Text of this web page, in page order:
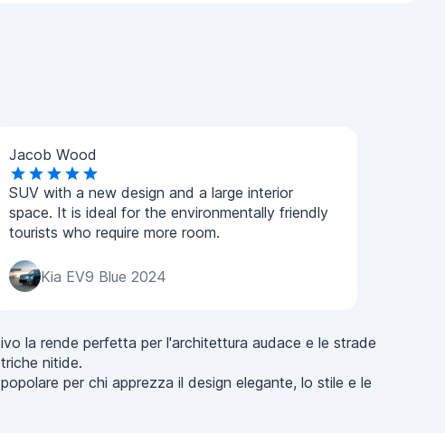
Jacob Wood
SUV with a new design and a large interior
space. It is ideal for the environmentally friendly
tourists who require more room.
Kia EV9 Blue 2024
la rende perfetta per l'architettura audace e le strade
nitide.
per chi apprezza il design elegante, lo stile e le